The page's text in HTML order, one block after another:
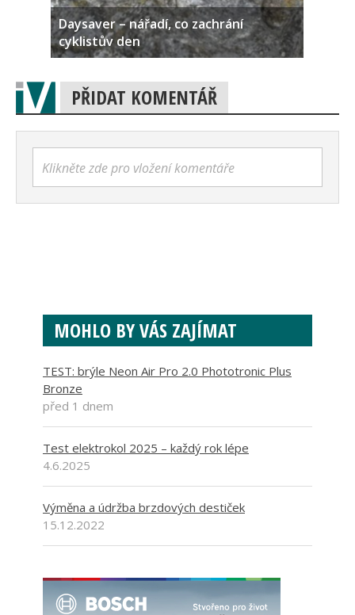
Daysaver – nářadí, co zachrání
cyklistův den
PŘIDAT KOMENTÁŘ
Klikněte zde pro vložení komentáře
MOHLO BY VÁS ZAJÍMAT
TEST: brýle Neon Air Pro 2.0 Phototronic Plus
Bronze
před 1 dnem
Test elektrokol 2025 – každý rok lépe
4.6.2025
Výměna a údržba brzdových destiček
15.12.2022